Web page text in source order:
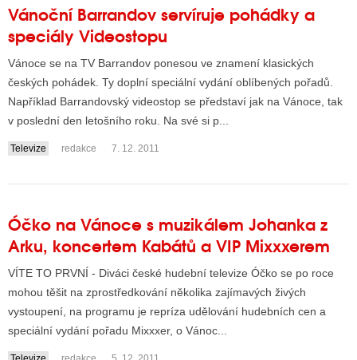
Vánoční Barrandov servíruje pohádky a
speciály Videostopu
Vánoce se na TV Barrandov ponesou ve znamení klasických
českých pohádek. Ty doplní speciální vydání oblíbených pořadů.
Například Barrandovský videostop se představí jak na Vánoce, tak
v poslední den letošního roku. Na své si p...
Televize redakce 7. 12. 2011
Óčko na Vánoce s muzikálem Johanka z
Arku, koncertem Kabátů a VIP Mixxxerem
VÍTE TO PRVNÍ - Diváci české hudební televize Óčko se po roce
mohou těšit na zprostředkování několika zajímavých živých
vystoupení, na programu je repríza udělování hudebních cen a
speciální vydání pořadu Mixxxer, o Vánoc...